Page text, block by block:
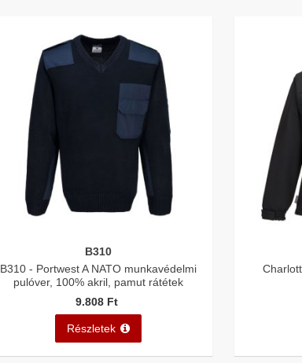
B310
B310 - Portwest A NATO munkavédelmi
pulóver, 100% akril, pamut rátétek
9.808 Ft
Részletek